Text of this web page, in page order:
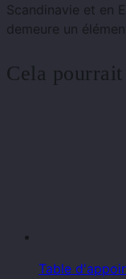
Scandinavie et en
demeure un
Cela
Table